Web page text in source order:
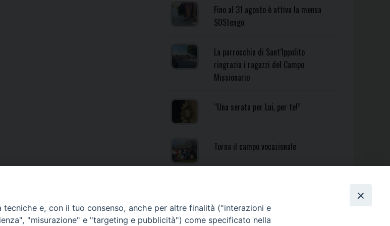
Fino al 31 agosto è attiva la mensa
SOStengo
La parrocchia di Sant’Ippolito
ringrazia i ragazzi del Campo
Missionario
“Una serata per Lui, per te!”
Torna il campo vocazionale
e, con il tuo consenso, anche per altre finalità ("interazioni e
"misurazione" e "targeting e pubblicità") come specificato nella